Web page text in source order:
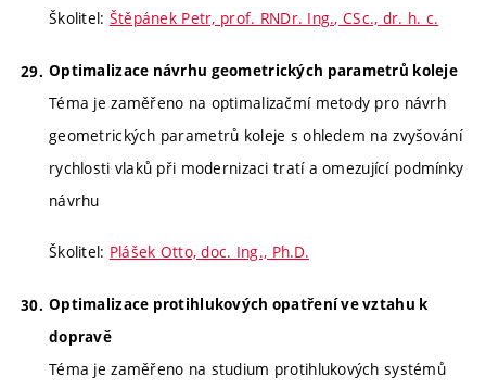
Školitel: Štěpánek Petr, prof. RNDr. Ing., CSc., dr. h. c.
Optimalizace návrhu geometrických parametrů koleje
Téma je zaměřeno na optimalizačmí metody pro návrh
geometrických parametrů koleje s ohledem na zvyšování
rychlosti vlaků při modernizaci tratí a omezující podmínky
návrhu
Školitel: Plášek Otto, doc. Ing., Ph.D.
Optimalizace protihlukových opatření ve vztahu k
dopravě
Téma je zaměřeno na studium protihlukových systémů